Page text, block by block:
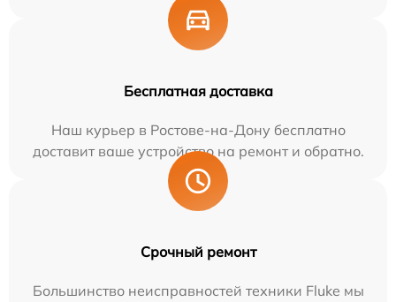
Бесплатная доставка
Наш курьер в Ростове-на-Дону бесплатно
доставит ваше устройство на ремонт и обратно.
Срочный ремонт
Большинство неисправностей техники Fluke мы